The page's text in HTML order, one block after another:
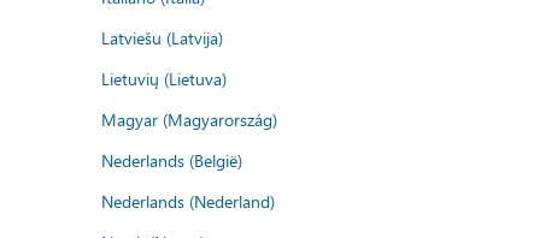
Latviešu (Latvija)
Lietuvių (Lietuva)
Magyar (Magyarország)
Nederlands (België)
Nederlands (Nederland)